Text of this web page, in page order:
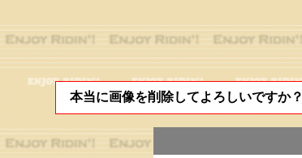
本当に画像を削除してよろしいですか？